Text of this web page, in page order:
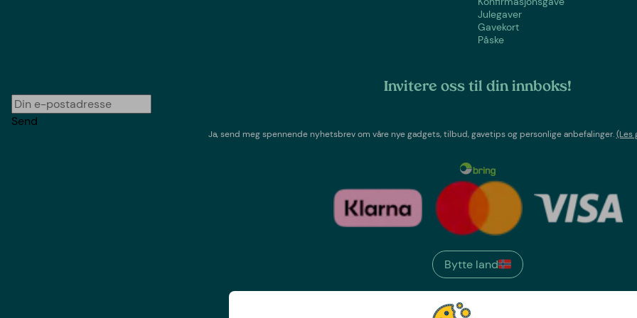
Julegaver
Gavekort
Påske
Invitere oss til din innboks!
Send
Ja, send meg spennende nyhetsbrev om våre nye gadgets, tilbud, gavetips og personlige anbefalinger.(Les
Bytte land